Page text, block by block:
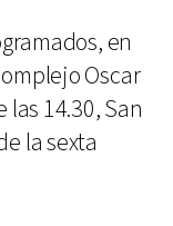
en
Oscar
14.30, San
la sexta